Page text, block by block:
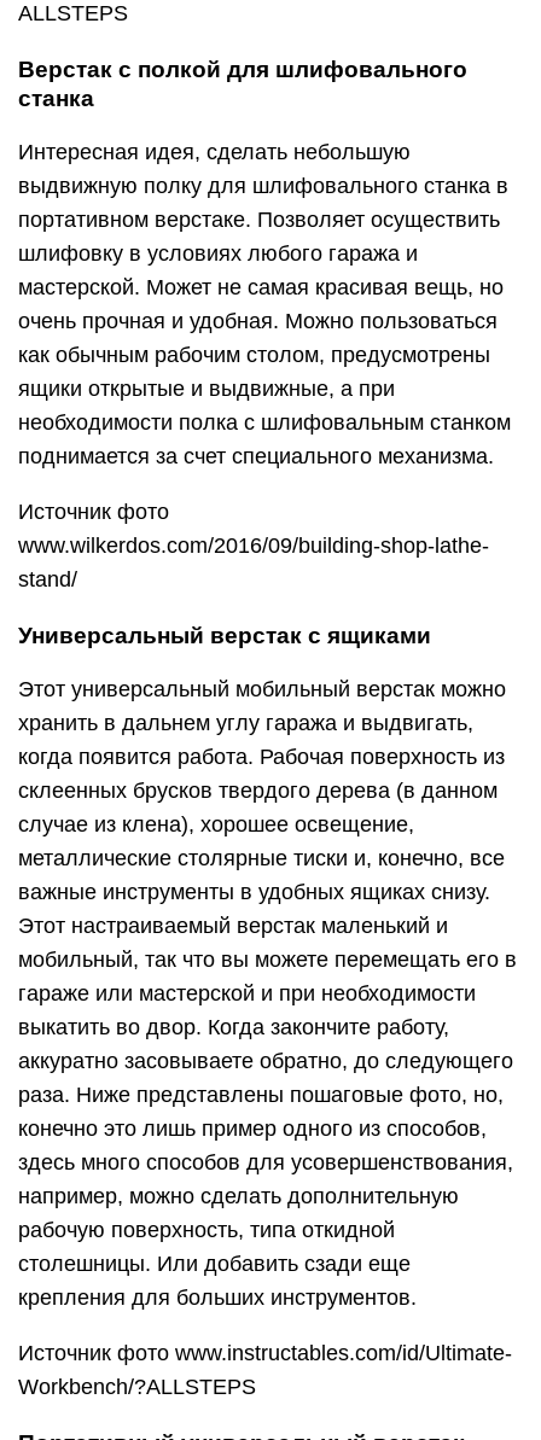
ALLSTEPS
Верстак с полкой для шлифовального
станка
Интересная идея, сделать небольшую
выдвижную полку для шлифовального станка в
портативном верстаке. Позволяет осуществить
шлифовку в условиях любого гаража и
мастерской. Может не самая красивая вещь, но
очень прочная и удобная. Можно пользоваться
как обычным рабочим столом, предусмотрены
ящики открытые и выдвижные, а при
необходимости полка с шлифовальным станком
поднимается за счет специального механизма.
Источник фото
www.wilkerdos.com/2016/09/building-shop-lathe-
stand/
Универсальный верстак с ящиками
Этот универсальный мобильный верстак можно
хранить в дальнем углу гаража и выдвигать,
когда появится работа. Рабочая поверхность из
склеенных брусков твердого дерева (в данном
случае из клена), хорошее освещение,
металлические столярные тиски и, конечно, все
важные инструменты в удобных ящиках снизу.
Этот настраиваемый верстак маленький и
мобильный, так что вы можете перемещать его в
гараже или мастерской и при необходимости
выкатить во двор. Когда закончите работу,
аккуратно засовываете обратно, до следующего
раза. Ниже представлены пошаговые фото, но,
конечно это лишь пример одного из способов,
здесь много способов для усовершенствования,
например, можно сделать дополнительную
рабочую поверхность, типа откидной
столешницы. Или добавить сзади еще
крепления для больших инструментов.
Источник фото www.instructables.com/id/Ultimate-
Workbench/?ALLSTEPS